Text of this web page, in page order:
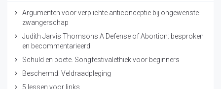
Argumenten voor verplichte anticonceptie bij ongewenste
zwangerschap
Judith Jarvis Thomsons A Defense of Abortion: besproken
en becommentarieerd
Schuld en boete. Songfestivalethiek voor beginners
Beschermd: Veldraadpleging
5 lessen voor links